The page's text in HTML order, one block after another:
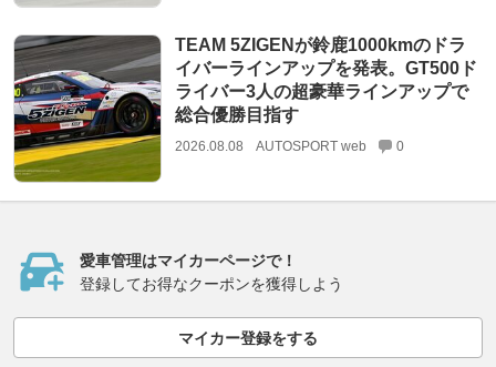
TEAM 5ZIGENが鈴鹿1000kmのドラ
イバーラインアップを発表。GT500ド
ライバー3人の超豪華ラインアップで
総合優勝目指す
2026.08.08 AUTOSPORT web 0
愛車管理はマイカーページで！
登録してお得なクーポンを獲得しよう
マイカー登録をする